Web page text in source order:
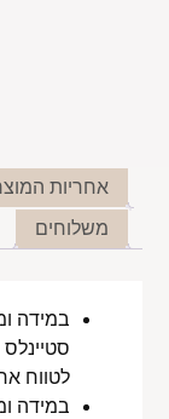
אחריות
משלוחים
לטווח
במידה